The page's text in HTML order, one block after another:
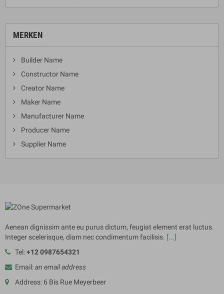
MERKEN
Builder Name
Constructor Name
Creator Name
Maker Name
Manufacturer Name
Producer Name
Supplier Name
Aenean dignissim ante eu purus dictum, feugiat element erat luctus.
Integer scelerisque, diam nec condimentum facilisis. [...]
Tel:+12 0987654321
Email:an email address
Address: 6 Bis Rue Meyerbeer